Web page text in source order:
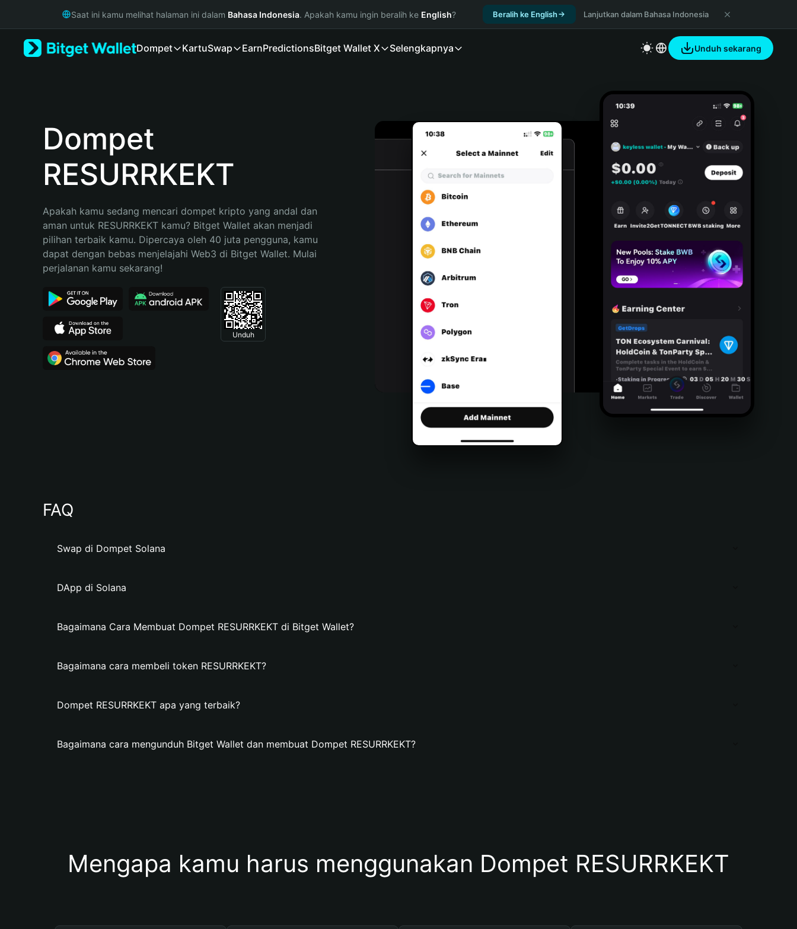
Русский
Português (Portugal)
Bahasa Indonesia
Português (Brasil)
Español (Argentina)
Saat ini kamu melihat halaman ini dalam Bahasa Indonesia. Apakah kamu ingin beralih ke English? Beralih ke English Lanjutkan dalam Bahasa Indonesia
Dompet KartuSwap EarnPredictionsBitget Wallet X Selengkapnya Unduh sekarang
Dompet
RESURRKEKT
Apakah kamu sedang mencari dompet kripto yang andal dan
aman untuk RESURRKEKT kamu? Bitget Wallet akan menjadi
pilihan terbaik kamu. Dipercaya oleh 40 juta pengguna, kamu
dapat dengan bebas menjelajahi Web3 di Bitget Wallet. Mulai
perjalanan kamu sekarang!
Unduh
FAQ
Swap di Dompet Solana
DApp di Solana
Bagaimana Cara Membuat Dompet RESURRKEKT di Bitget Wallet?
Bagaimana cara membeli token RESURRKEKT?
Dompet RESURRKEKT apa yang terbaik?
Bagaimana cara mengunduh Bitget Wallet dan membuat Dompet RESURRKEKT?
Mengapa kamu harus menggunakan Dompet RESURRKEKT